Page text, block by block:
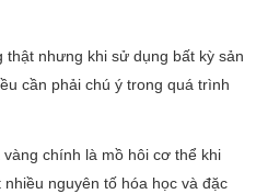
nhưng khi sử dụng bất kỳ sản
cần phải chú ý trong quá trình
chính là mồ hôi cơ thể khi
nguyên tố hóa học và đặc